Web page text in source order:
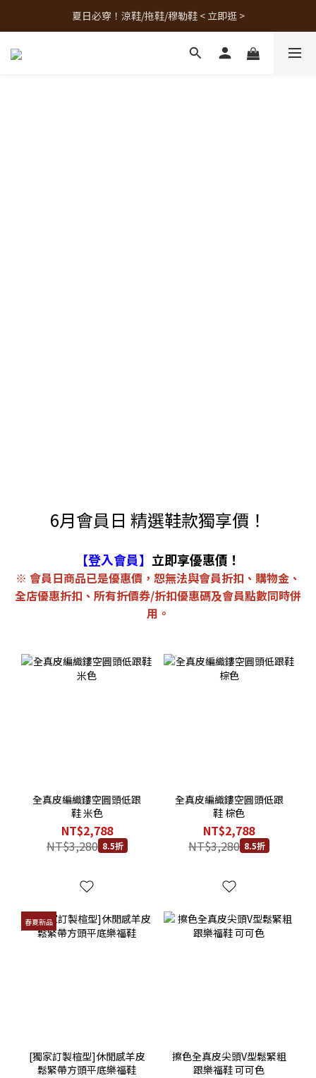
人氣熱銷款！最新補貨 < 立即逛 >
夏日必穿！涼鞋/拖鞋/穆勒鞋 < 立即逛 >
人氣熱銷款！最新補貨 < 立即逛 >
6月會員日 精選鞋款獨享價！
【登入會員】 立即享優惠價！
※ 會員日商品已是優惠價，恕無法與會員折扣、購物金、
全店優惠折扣、所有折價券/折扣優惠碼及會員點數同時併
用。
全真皮編織鏤空圓頭低跟
鞋 米色
NT$2,788
NT$3,280 8.5折
全真皮編織鏤空圓頭低跟
鞋 棕色
NT$2,788
NT$3,280 8.5折
春夏新品
[獨家訂製楦型]休閒感羊皮
鬆緊帶方頭平底樂福鞋
擦色全真皮尖頭V型鬆緊粗
跟樂福鞋 可可色